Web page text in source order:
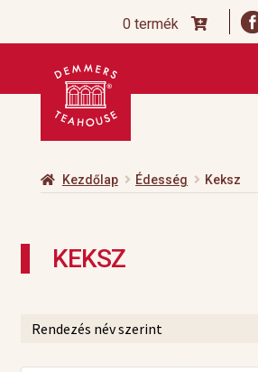
0 termék
Ugrás
navigációhoz
Kilépés
tartalomba
Kezdőlap Édesség Keksz
KEKSZ